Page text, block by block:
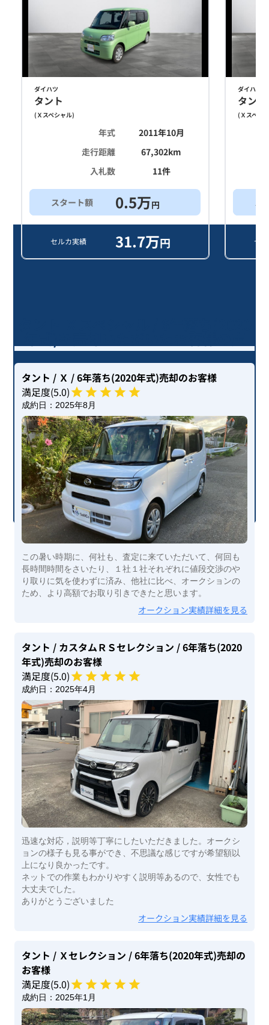
ダイハツ
タント
( Ｘスペシャル)
年式
2011年10月
走行距離
67,302km
入札数
11件
スタート額 0.5万円
セルカ実績 31.7万円
ダイハツ
タント
( Ｘスペシ
ス
セ
タント / Ｘ / 6年落ち(2020年式)売却のお客様
満足度(5.0)
成約日： 2025年8月
この暑い時期に、何社も、査定に来ていただいて、何回も
長時間時間をさいたり、１社１社それぞれに値段交渉のや
り取りに気を使わずに済み、他社に比べ、オークションの
ため、より高額でお取り引きできたと思います。
オークション実績詳細を見る
タント / カスタムＲＳセレクション / 6年落ち(2020
年式)売却のお客様
満足度(5.0)
成約日： 2025年4月
迅速な対応，説明等丁寧にしたいただきました。オークシ
ョンの様子も見る事ができ、不思議な感じですが希望額以
上になり良かったです。
ネットでの作業もわかりやすく説明等あるので、女性でも
大丈夫でした。
ありがとうございました
オークション実績詳細を見る
タント / Ｘセレクション / 6年落ち(2020年式)売却の
お客様
満足度(5.0)
成約日： 2025年1月